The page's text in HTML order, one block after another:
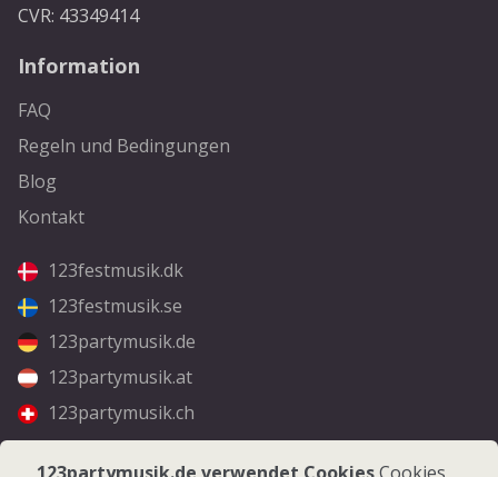
CVR: 43349414
Information
FAQ
Regeln und Bedingungen
Blog
Kontakt
123festmusik.dk
123festmusik.se
123partymusik.de
123partymusik.at
123partymusik.ch
Folgen Sie uns